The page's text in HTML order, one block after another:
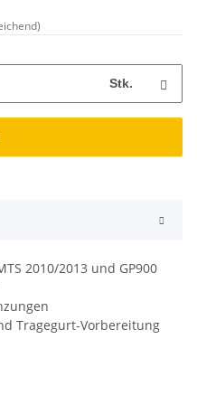
Stk.
2010/2013 und GP900
Tragegurt-Vorbereitung